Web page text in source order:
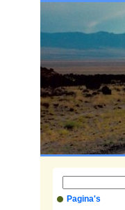
Pagina's